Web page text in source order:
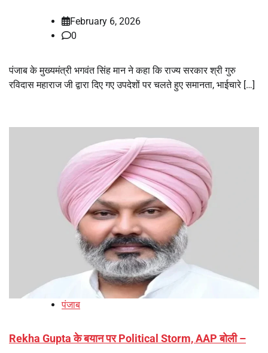
February 6, 2026
0
पंजाब के मुख्यमंत्री भगवंत सिंह मान ने कहा कि राज्य सरकार श्री गुरु
रविदास महाराज जी द्वारा दिए गए उपदेशों पर चलते हुए समानता, भाईचारे […]
पंजाब
Rekha Gupta के बयान पर Political Storm, AAP बोली –